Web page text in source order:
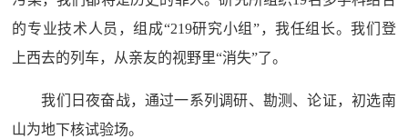
的专业技术人员，组成“219研究小组”，我任组长。我们登
上西去的列车，从亲友的视野里“消失”了。
我们日夜奋战，通过一系列调研、勘测、论证，初选南
山为地下核试验场。